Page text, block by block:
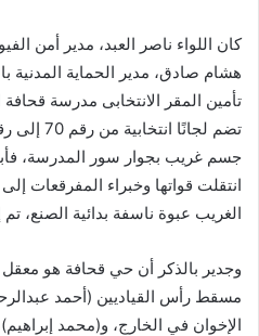
كان اللواء ناصر العبد، مدير أمن
هشام صادق، مدير الحماية المدنية
تأمين المقر الانتخابى مدرسة قحافة
جسم غريب بجوار سور المدرسة،
انتقلت قواتها وخبراء المفرقعات
الغريب عبوة ناسفة بدائية الصنع،
وجدير بالذكر أن حي قحافة هو معقل
مسقط رأس القياديين (أحمد
الإخوان في الخارج، و(محمد